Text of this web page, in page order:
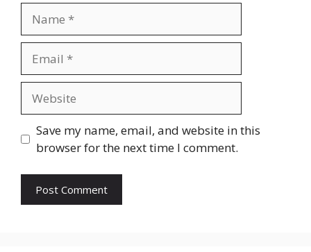
Save my name, email, and website in this
browser for the next time I comment.